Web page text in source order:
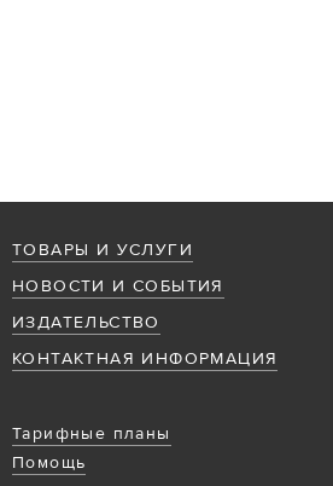
ТОВАРЫ И УСЛУГИ
НОВОСТИ И СОБЫТИЯ
ИЗДАТЕЛЬСТВО
КОНТАКТНАЯ ИНФОРМАЦИЯ
Тарифные планы
Помощь